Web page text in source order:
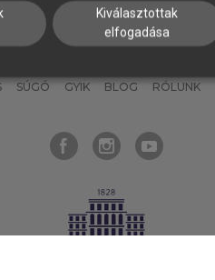
SÚGÓ GYIK BLOG RÓLUNK
Kiválasztottak
elfogadása